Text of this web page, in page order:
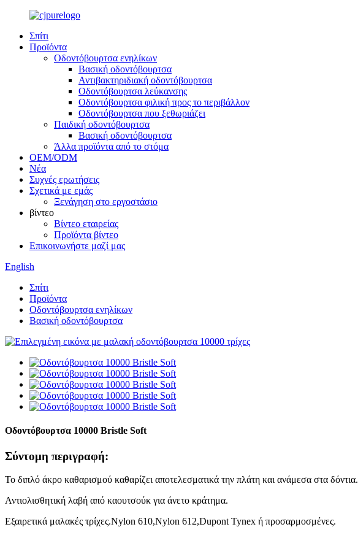
Σπίτι
Προϊόντα
Οδοντόβουρτσα ενηλίκων
Βασική οδοντόβουρτσα
Αντιβακτηριδιακή οδοντόβουρτσα
Οδοντόβουρτσα λεύκανσης
Οδοντόβουρτσα φιλική προς το περιβάλλον
Οδοντόβουρτσα που ξεθωριάζει
Παιδική οδοντόβουρτσα
Βασική οδοντόβουρτσα
Άλλα προϊόντα από το στόμα
OEM/ODM
Νέα
Συχνές ερωτήσεις
Σχετικά με εμάς
Ξενάγηση στο εργοστάσιο
βίντεο
Βίντεο εταιρείας
Προϊόντα βίντεο
Επικοινωνήστε μαζί μας
English
Σπίτι
Προϊόντα
Οδοντόβουρτσα ενηλίκων
Βασική οδοντόβουρτσα
Οδοντόβουρτσα 10000 Bristle Soft
Σύντομη περιγραφή:
Το διπλό άκρο καθαρισμού καθαρίζει αποτελεσματικά την πλάτη και ανάμεσα στα δόντια.
Αντιολισθητική λαβή από καουτσούκ για άνετο κράτημα.
Εξαιρετικά μαλακές τρίχες.Nylon 610,Nylon 612,Dupont Tynex ή προσαρμοσμένες.